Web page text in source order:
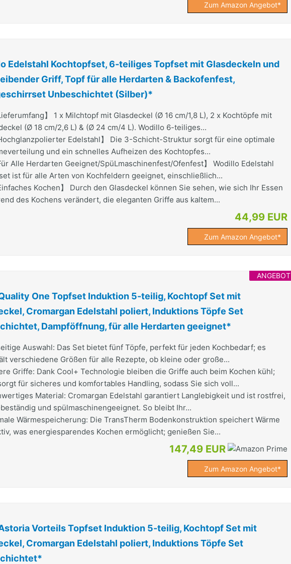
Zum Amazon Angebot*
Edelstahl Kochtopfset, 6-teiliges Topfset mit Glasdeckeln und
Griff, Topf für alle Herdarten & Backofenfest,
Unbeschichtet (Silber)*
】 1 x Milchtopf mit Glasdeckel (Ø 16 cm/1,8 L), 2 x Kochtöpfe mit
(Ø 18 cm/2,6 L) & (Ø 24 cm/4 L). Wodillo 6-teiliges...
Edelstahl】 Die 3-Schicht-Struktur sorgt für eine optimale
und ein schnelles Aufheizen des Kochtopfes...
Alle Herdarten Geeignet/SpüLmaschinenfest/Ofenfest】 Wodillo Edelstahl
ist für alle Arten von Kochfeldern geeignet, einschließlich...
Kochen】 Durch den Glasdeckel können Sie sehen, wie sich Ihr Essen
des Kochens verändert, die eleganten Griffe aus kaltem...
44,99 EUR
Zum Amazon Angebot*
ANGEBOT
One Topfset Induktion 5-teilig, Kochtopf Set mit
Cromargan Edelstahl poliert, Induktions Töpfe Set
Dampföffnung, für alle Herdarten geeignet*
Auswahl: Das Set bietet fünf Töpfe, perfekt für jeden Kochbedarf; es
verschiedene Größen für alle Rezepte, ob kleine oder große...
Griffe: Dank Cool+ Technologie bleiben die Griffe auch beim Kochen kühl;
für sicheres und komfortables Handling, sodass Sie sich voll...
Material: Cromargan Edelstahl garantiert Langlebigkeit und ist rostfrei,
und spülmaschinengeeignet. So bleibt Ihr...
Wärmespeicherung: Die TransTherm Bodenkonstruktion speichert Wärme
was energiesparendes Kochen ermöglicht; genießen Sie...
147,49 EUR
Zum Amazon Angebot*
Vorteils Topfset Induktion 5-teilig, Kochtopf Set mit
Cromargan Edelstahl poliert, Induktions Töpfe Set